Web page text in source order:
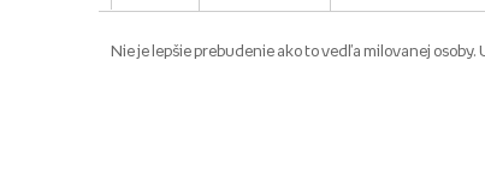
Nie je lepšie prebudenie ako to vedľa milovanej